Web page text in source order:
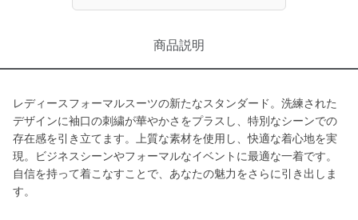
商品説明
レディースフォーマルスーツの新たなスタンダード。洗練された
デザインに袖口の刺繍が華やかさをプラスし、特別なシーンでの
存在感を引き立てます。上質な素材を使用し、快適な着心地を実
現。ビジネスシーンやフォーマルなイベントに最適な一着です。
自信を持って着こなすことで、あなたの魅力をさらに引き出しま
す。